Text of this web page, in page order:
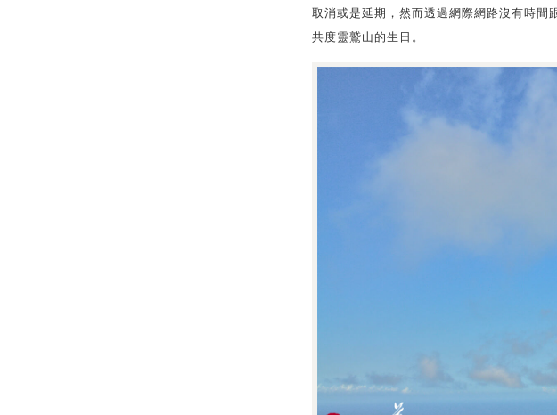
取消或是延期，然而透過網際網路沒有時間
共度靈鷲山的生日。